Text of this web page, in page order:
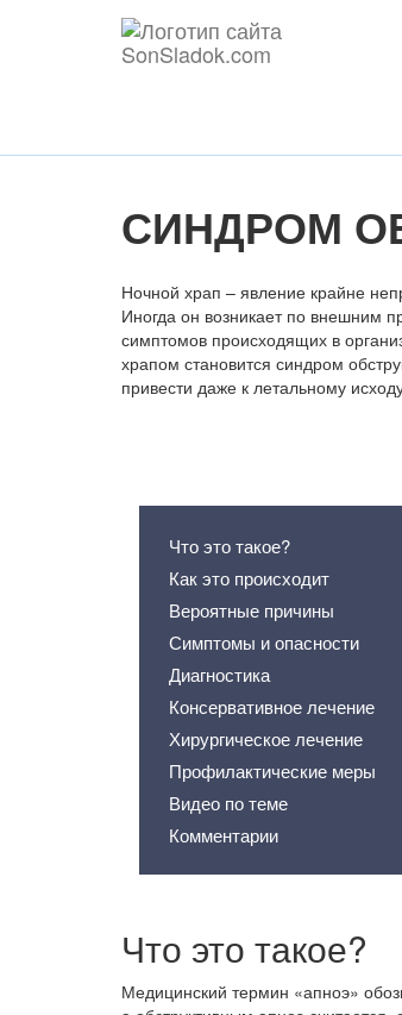
СИНДРОМ
Ночной храп – явление крайне
Иногда он возникает по внешним
симптомов происходящих в
храпом становится синдром
привести даже к летальному
Что это такое?
Как это происходит
Вероятные причины
Симптомы и опасности
Диагностика
Консервативное лечение
Хирургическое лечение
Профилактические меры
Видео по теме
Комментарии
Что это такое?
Медицинский термин «апноэ»